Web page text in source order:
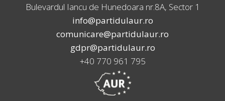
Bulevardul Iancu de Hunedoara nr.8A, Sector 1
info@partidulaur.ro
comunicare@partidulaur.ro
gdpr@partidulaur.ro
+40 770 961 795